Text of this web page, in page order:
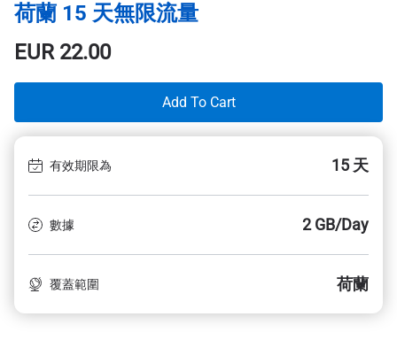
荷蘭 15 天無限流量
EUR22.00
Add To Cart
有效期限為 15 天
數據 2 GB/Day
覆蓋範圍 荷蘭